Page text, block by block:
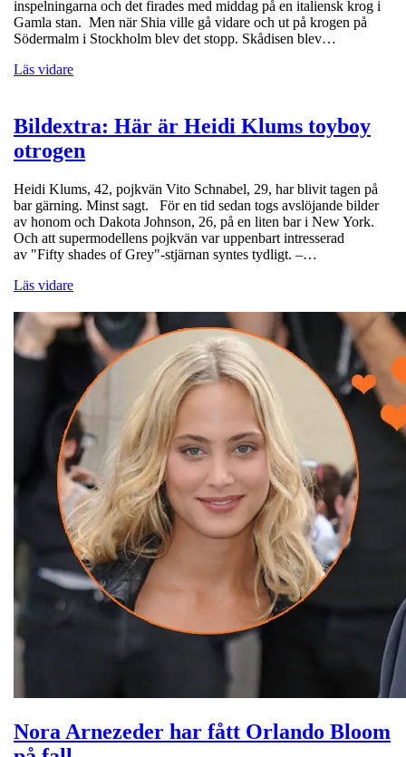
inspelningarna och det firades med middag på en italiensk krog i
Gamla stan. Men när Shia ville gå vidare och ut på krogen på
Södermalm i Stockholm blev det stopp. Skådisen blev…
Läs vidare
Bildextra: Här är Heidi Klums toyboy
otrogen
Heidi Klums, 42, pojkvän Vito Schnabel, 29, har blivit tagen på
bar gärning. Minst sagt. För en tid sedan togs avslöjande bilder
av honom och Dakota Johnson, 26, på en liten bar i New York.
Och att supermodellens pojkvän var uppenbart intresserad
av "Fifty shades of Grey"-stjärnan syntes tydligt. –…
Läs vidare
Nora Arnezeder har fått Orlando Bloom